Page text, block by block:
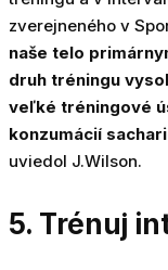
zverejneného v
naše telo
druh tréningu
veľké tréningové
konzumácií
uviedol J.Wilson.
5. Trénuj